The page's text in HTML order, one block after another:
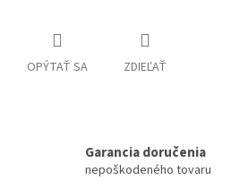
OPÝTAŤ SA ZDIEĽAŤ
Garancia doručenia
nepoškodeného tovaru